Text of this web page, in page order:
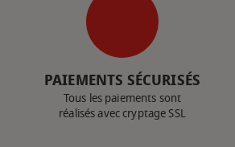
PAIEMENTS SÉCURISÉS
Tous les paiements sont
réalisés avec cryptage SSL